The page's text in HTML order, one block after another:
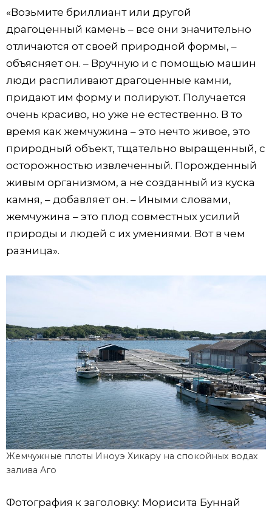
«Возьмите бриллиант или другой
драгоценный камень – все они значительно
отличаются от своей природной формы, –
объясняет он. – Вручную и с помощью машин
люди распиливают драгоценные камни,
придают им форму и полируют. Получается
очень красиво, но уже не естественно. В то
время как жемчужина – это нечто живое, это
природный объект, тщательно выращенный, с
осторожностью извлеченный. Порожденный
живым организмом, а не созданный из куска
камня, – добавляет он. – Иными словами,
жемчужина – это плод совместных усилий
природы и людей с их умениями. Вот в чем
разница».
Жемчужные плоты Иноуэ Хикару на спокойных водах
залива Аго
Фотография к заголовку: Морисита Буннай